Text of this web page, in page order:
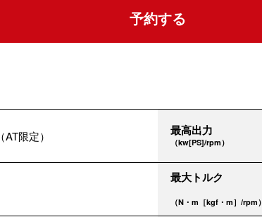
予約する
限定） 最高出力
（kw[PS]/rpm）
最大トルク
（N・m［kgf・m］/rpm）